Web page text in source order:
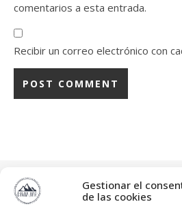
Gestionar el
de las cookies
comentarios a esta entrada.
Recibir un correo electrónico con
diviajar
"Siempre hay algo nuevo que